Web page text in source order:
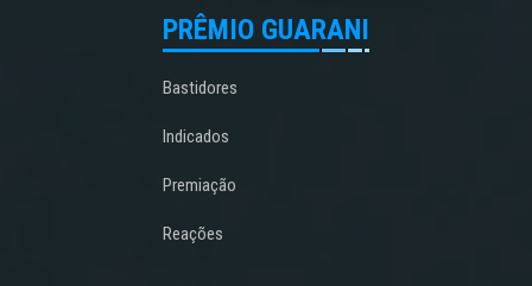
PRÊMIO GUARANI
Bastidores
Indicados
Premiação
Reações